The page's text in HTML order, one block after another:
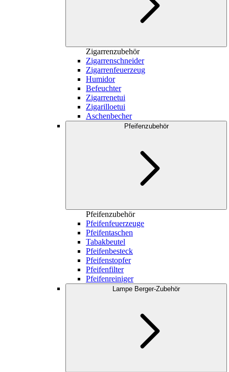
Zigarrenzubehör
Zigarrenschneider
Zigarrenfeuerzeug
Humidor
Befeuchter
Zigarrenetui
Zigarilloetui
Aschenbecher
Pfeifenzubehör
Pfeifenzubehör
Pfeifenfeuerzeuge
Pfeifentaschen
Tabakbeutel
Pfeifenbesteck
Pfeifenstopfer
Pfeifenfilter
Pfeifenreiniger
Lampe Berger-Zubehör